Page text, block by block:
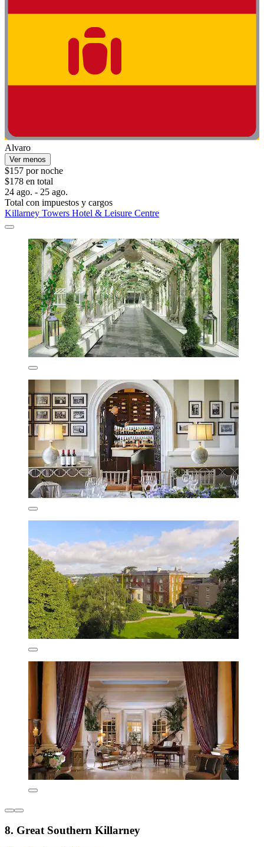
Alvaro
Ver menos
$157 por noche
$178 en total
24 ago. - 25 ago.
Total con impuestos y cargos
Killarney Towers Hotel & Leisure Centre
8. Great Southern Killarney